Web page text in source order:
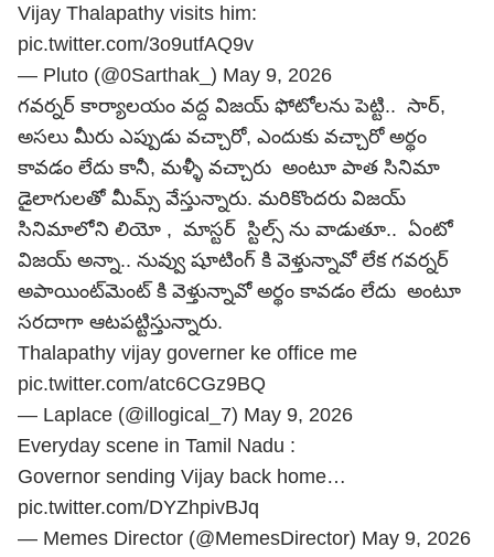
Vijay Thalapathy visits him:
pic.twitter.com/3o9utfAQ9v
— Pluto (@0Sarthak_) May 9, 2026
గవర్నర్ కార్యాలయం వద్ద విజయ్ ఫోటోలను పెట్టి.. సార్,
అసలు మీరు ఎప్పుడు వచ్చారో, ఎందుకు వచ్చారో అర్థం
కావడం లేదు కానీ, మళ్ళీ వచ్చారు అంటూ పాత సినిమా
డైలాగులతో మీమ్స్ వేస్తున్నారు. మరికొందరు విజయ్
సినిమాలోని లియో , మాస్టర్ స్టిల్స్ ను వాడుతూ.. ఏంటో
విజయ్ అన్నా.. నువ్వు షూటింగ్ కి వెళ్తున్నావో లేక గవర్నర్
అపాయింట్‌మెంట్ కి వెళ్తున్నావో అర్థం కావడం లేదు అంటూ
సరదాగా ఆటపట్టిస్తున్నారు.
Thalapathy vijay governer ke office me
pic.twitter.com/atc6CGz9BQ
— Laplace (@illogical_7) May 9, 2026
Everyday scene in Tamil Nadu :
Governor sending Vijay back home…
pic.twitter.com/DYZhpivBJq
— Memes Director (@MemesDirector) May 9, 2026